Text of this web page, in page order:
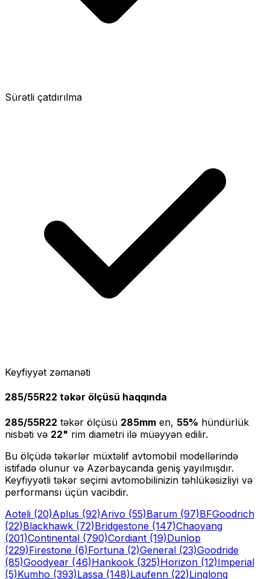
Sürətli çatdırılma
Keyfiyyət zəmanəti
285/55R22 təkər ölçüsü haqqında
285/55R22 təkər ölçüsü 285mm en, 55% hündürlük
nisbəti və 22" rim diametri ilə müəyyən edilir.
Bu ölçüdə təkərlər müxtəlif avtomobil modellərində
istifadə olunur və Azərbaycanda geniş yayılmışdır.
Keyfiyyətli təkər seçimi avtomobilinizin təhlükəsizliyi və
performansı üçün vacibdir.
Aoteli (20)Aplus (92)Arivo (55)Barum (97)BFGoodrich
(22)Blackhawk (72)Bridgestone (147)Chaoyang
(201)Continental (790)Cordiant (19)Dunlop
(229)Firestone (6)Fortuna (2)General (23)Goodride
(85)Goodyear (46)Hankook (325)Horizon (12)Imperial
(5)Kumho (393)Lassa (148)Laufenn (22)Linglong